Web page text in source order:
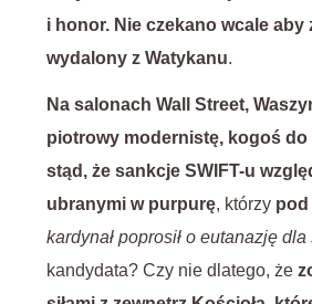
i honor. Nie czekano wcale aby
wydalony z Watykanu.
Na salonach Wall Street,
piotrowy modernistę, kogoś
stąd, że sankcje SWIFT-u
ubranymi w purpurę, którzy pod
kardynał poprosił o eutanazję
kandydata? Czy nie dlatego, że